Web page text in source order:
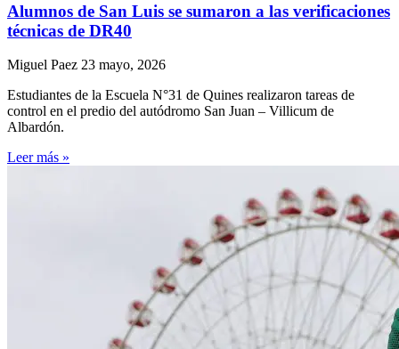
Alumnos de San Luis se sumaron a las verificaciones
técnicas de DR40
Miguel Paez 23 mayo, 2026
Estudiantes de la Escuela N°31 de Quines realizaron tareas de
control en el predio del autódromo San Juan – Villicum de
Albardón.
Leer más »